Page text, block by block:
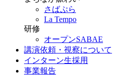
さばぷら
La Tempo
研修
オープンSABAE
講演依頼・視察について
インターン生採用
事業報告